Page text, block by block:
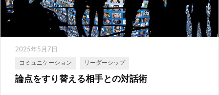
2025年5月7日
コミュニケーション リーダーシップ
論点をすり替える相手との対話術